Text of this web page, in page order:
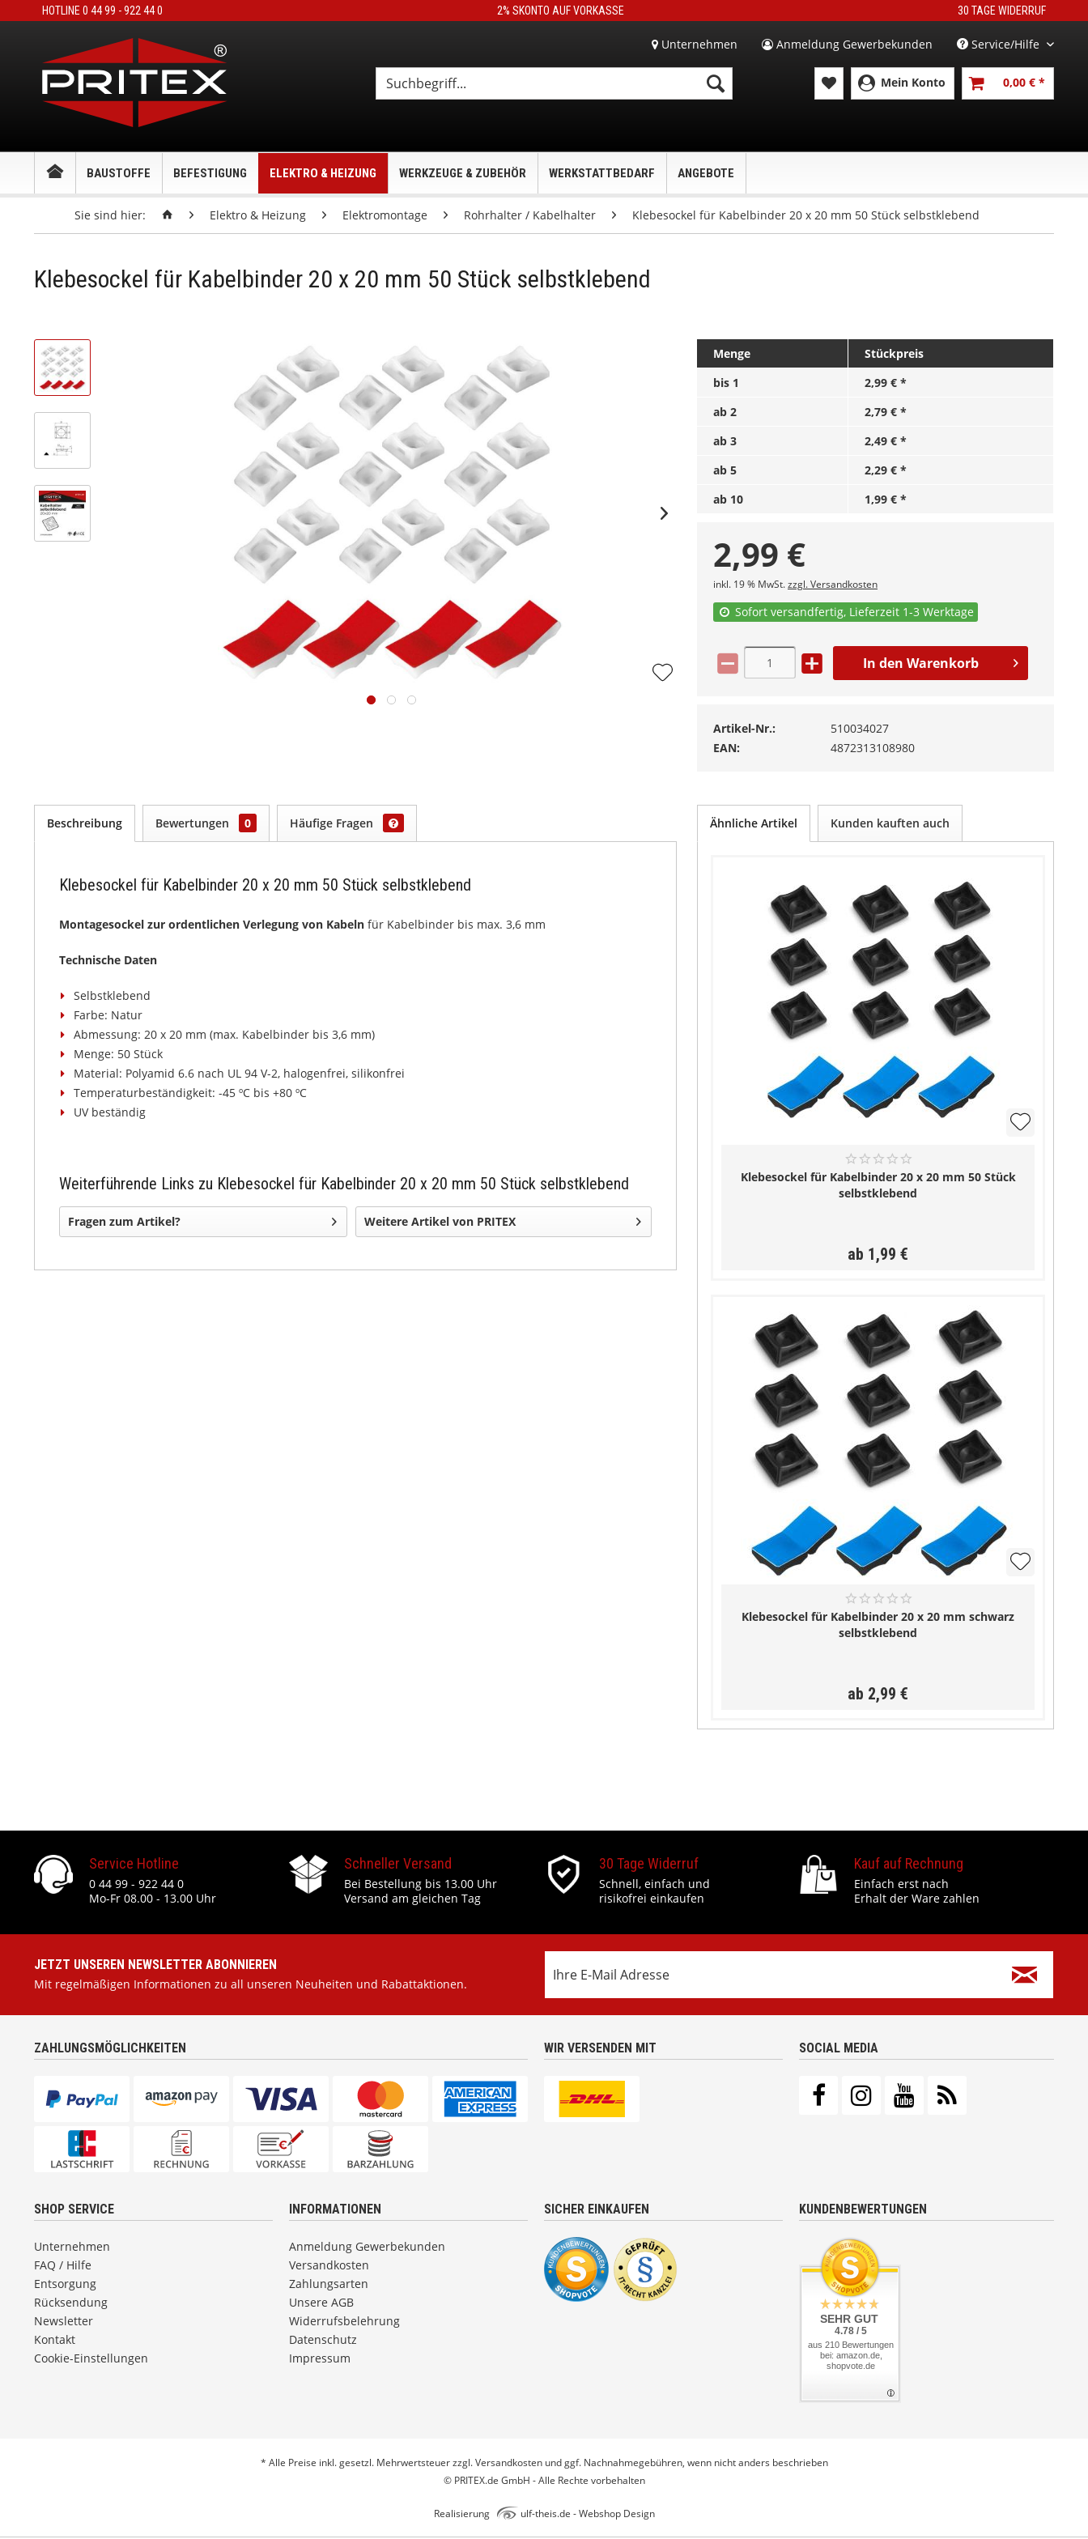
HOTLINE 0 44 99 - 922 44 0 2% SKONTO AUF VORKASSE 30 TAGE WIDERRUF
Unternehmen Anmeldung Gewerbekunden Service/Hilfe
Mein Konto 0,00 € *
BAUSTOFFE BEFESTIGUNG ELEKTRO & HEIZUNG WERKZEUGE & ZUBEHÖR WERKSTATTBEDARF ANGEBOTE
Sie sind hier: Elektro & Heizung Elektromontage Rohrhalter / Kabelhalter Klebesockel für Kabelbinder 20 x 20 mm 50 Stück selbstklebend
Klebesockel für Kabelbinder 20 x 20 mm 50 Stück selbstklebend
Menge
Stückpreis
bis 1
2,99 € *
ab 2
2,79 € *
ab 3
2,49 € *
ab 5
2,29 € *
ab 10 1,99 € *
2,99 €
inkl. 19 % MwSt.zzgl. Versandkosten
Sofort versandfertig, Lieferzeit 1-3 Werktage
In den Warenkorb
Artikel-Nr.:
510034027
EAN:
4872313108980
Beschreibung Bewertungen 0 Häufige Fragen
Klebesockel für Kabelbinder 20 x 20 mm 50 Stück selbstklebend
Montagesockel zur ordentlichen Verlegung von Kabeln für Kabelbinder bis max. 3,6 mm
Technische Daten
Selbstklebend
Farbe: Natur
Abmessung: 20 x 20 mm (max. Kabelbinder bis 3,6 mm)
Menge: 50 Stück
Material: Polyamid 6.6 nach UL 94 V-2, halogenfrei, silikonfrei
Temperaturbeständigkeit: -45 ºC bis +80 ºC
UV beständig
Weiterführende Links zu Klebesockel für Kabelbinder 20 x 20 mm 50 Stück selbstklebend
Fragen zum Artikel? Weitere Artikel von PRITEX
Ähnliche Artikel Kunden kauften auch
Klebesockel für Kabelbinder 20 x 20 mm 50 Stück
selbstklebend
ab 1,99 €
Klebesockel für Kabelbinder 20 x 20 mm schwarz
selbstklebend
ab 2,99 €
Service Hotline
0 44 99 - 922 44 0
Mo-Fr 08.00 - 13.00 Uhr
Schneller Versand
Bei Bestellung bis 13.00 Uhr
Versand am gleichen Tag
30 Tage Widerruf
Schnell, einfach und
risikofrei einkaufen
Kauf auf Rechnung
Einfach erst nach
Erhalt der Ware zahlen
JETZT UNSEREN NEWSLETTER ABONNIEREN
Mit regelmäßigen Informationen zu all unseren Neuheiten und Rabattaktionen.
ZAHLUNGSMÖGLICHKEITEN WIR VERSENDEN MIT SOCIAL MEDIA
SHOP SERVICE
Unternehmen
FAQ / Hilfe
Entsorgung
Rücksendung
Newsletter
Kontakt
Cookie-Einstellungen
INFORMATIONEN
Anmeldung Gewerbekunden
Versandkosten
Zahlungsarten
Unsere AGB
Widerrufsbelehrung
Datenschutz
Impressum
SICHER EINKAUFEN KUNDENBEWERTUNGEN
SEHR GUT
4.78 / 5
aus 210 Bewertungen
bei: amazon.de,
shopvote.de
* Alle Preise inkl. gesetzl. Mehrwertsteuer zzgl.Versandkostenund ggf. Nachnahmegebühren, wenn nicht anders beschrieben
© PRITEX.de GmbH - Alle Rechte vorbehalten
Realisierung ulf-theis.de - Webshop Design